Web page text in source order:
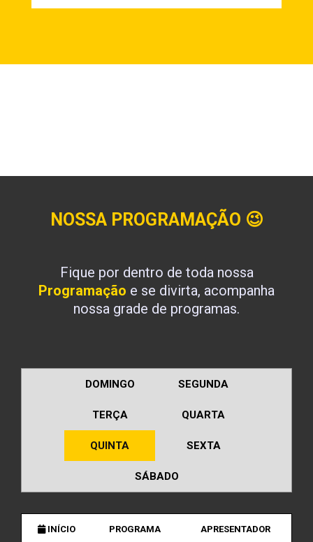
NOSSA PROGRAMAÇÃO 😉
Fique por dentro de toda nossa
Programação e se divirta, acompanha
nossa grade de programas.
DOMINGO SEGUNDA
TERÇA QUARTA
QUINTA SEXTA
SÁBADO
INÍCIO PROGRAMA APRESENTADOR